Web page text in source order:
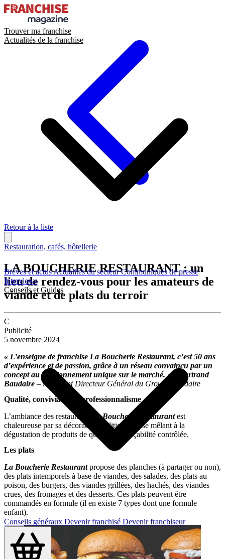
Trouver ma franchise
Actualités de la franchise
Brèves et actusActualités du secteurCommuniqués de presse
Interviews
Conseils et Guides
Conseils généraux Devenir franchisé Devenir franchiseur
Retour à la liste
Restauration, cafés, hôtellerie
LA BOUCHERIE RESTAURANT : un
lieu de rendez-vous pour les amateurs de
viande et de plats du terroir
C
Publicité
5 novembre 2024
« L’enseigne de franchise La Boucherie Restaurant, c’est 50 ans
d’expérience et de passion, grâce à un réseau convaincu par un
concept au positionnement unique sur le marché. » – Bertrand
Baudaire – Président Directeur Général du Groupe Baudaire
Qualité, convivialité et professionnalisme
L’ambiance des restaurants
La Boucherie Restaurantest
chaleureuse par sa décoration traditionnelle se mêlant à la
dégustation de produits de qualité à la traçabilité contrôlée.
Les plats
La Boucherie Restaurantpropose des planches (à partager ou non),
des plats intemporels à base de viandes, des salades, des plats au
poison, des burgers, des viandes grillées, des hachés, des viandes
crues, des fromages et des desserts. Ces plats peuvent être
commandés en formule (il en existe 7 types dont une formule
enfant).